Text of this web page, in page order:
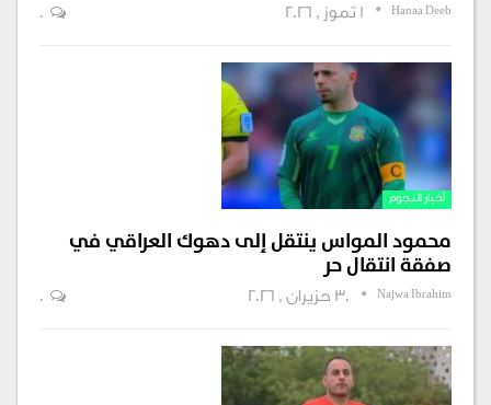
Hanaa Deeb
0
أخبار النجوم
محمود المواس ينتقل إلى دهوك العراقي في
صفقة انتقال حر
Najwa Ibrahim 30 حزيران , 2026 0